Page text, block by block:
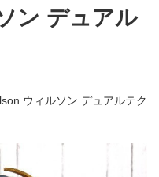
ン デュアル
ウィルソン デュアルテク